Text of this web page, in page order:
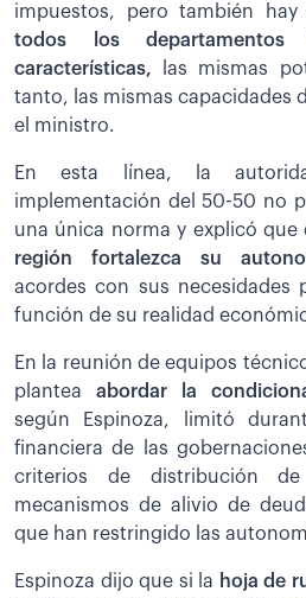
impuestos, pero también
todos los
características,
las mismas
tanto, las mismas capacidades
el ministro.
En esta línea, la
implementación del 50-50 no
una única norma y explicó que
región fortalezca su
acordes con sus necesidades
función de su realidad
En la reunión de equipos
plantea abordar la
según Espinoza, limitó
financiera de las
criterios de distribución de
mecanismos de alivio de
que han restringido las
Espinoza dijo que si la hoja de